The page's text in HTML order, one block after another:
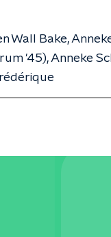
Wall Bake,
'45), Anneke